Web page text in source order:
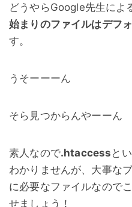
どうやらGoogle先生によ
始まりのファイルはデフ
す。
うそーーーん
そら見つからんやーーん
素人なので.htaccess と
わかりませんが、大事な
に必要なファイルなので
せましょう！